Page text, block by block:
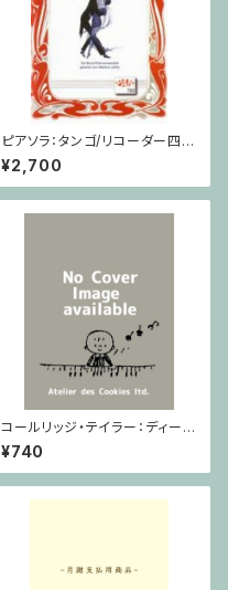
ピアソラ：タンゴ/リコーダー四重
奏
¥2,700
コールリッジ・テイラー：ディープ
リバー Op.59,No.10 / ヴァイオ
リン・ピアノ
¥740